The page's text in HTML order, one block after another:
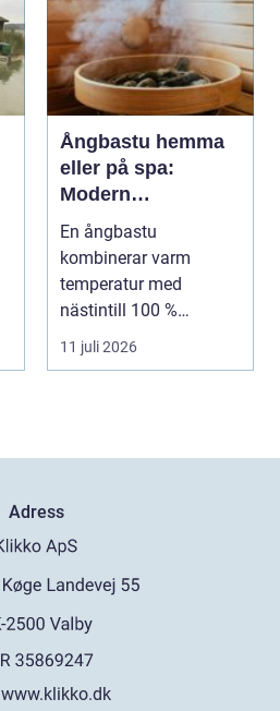
Ångbastu hemma
eller på spa:
Modern
återhämtning med
uråldrig logik
En ångbastu
kombinerar varm
temperatur med
nästintill 100 %
luftfuktighet för att sk...
11 juli 2026
Adress
www.klikko.dk